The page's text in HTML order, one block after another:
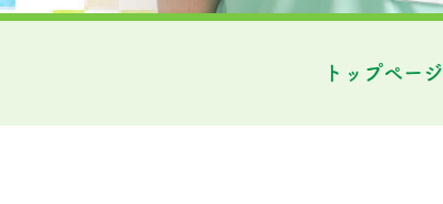
トップページ